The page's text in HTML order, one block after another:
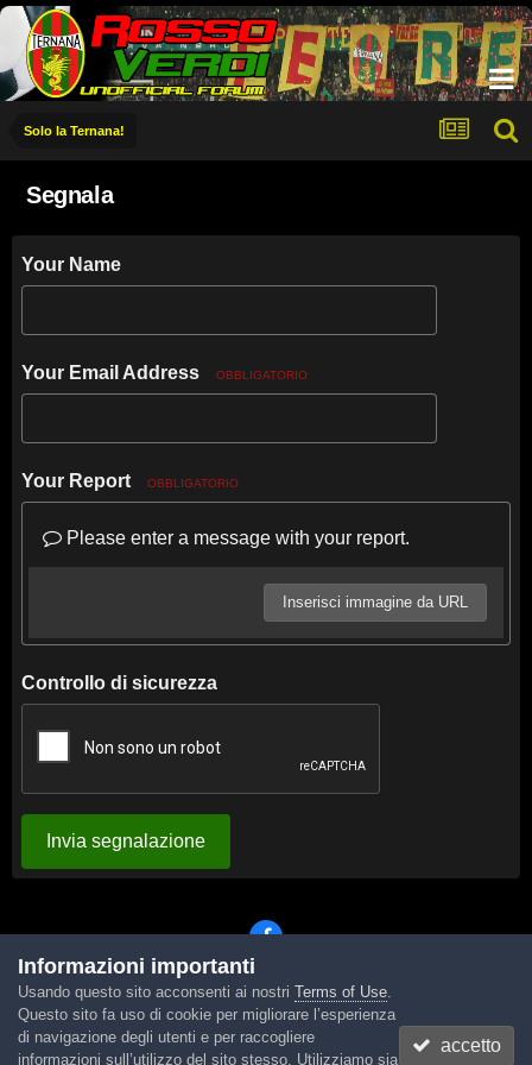
Solo la Ternana!
Segnala
Your Name
Your Email Address OBBLIGATORIO
Your Report OBBLIGATORIO
Please enter a message with your report.
Inserisci immagine da URL
Controllo di sicurezza
Invia segnalazione
Lingua Tema Contattaci Cookies
Powered by Invision Community
Informazioni importanti
Usando questo sito acconsenti ai nostri Terms of Use.
Questo sito fa uso di cookie per migliorare l’esperienza
di navigazione degli utenti e per raccogliere
informazioni sull’utilizzo del sito stesso. Utilizziamo sia
accetto